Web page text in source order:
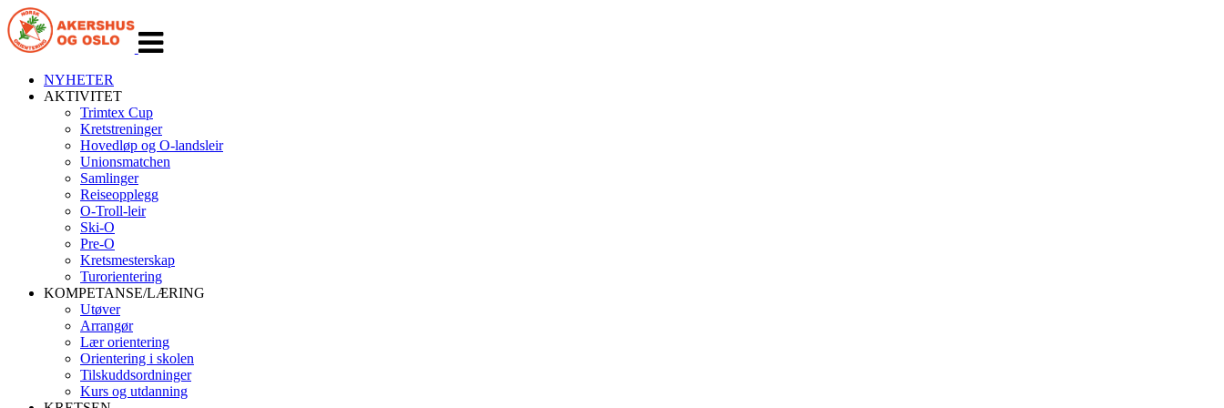
navigasjon
NYHETER
AKTIVITET
Trimtex Cup
Kretstreninger
Hovedløp og O-landsleir
Unionsmatchen
Samlinger
Reiseopplegg
O-Troll-leir
Ski-O
Pre-O
Kretsmesterskap
Turorientering
KOMPETANSE/LÆRING
Utøver
Arrangør
Lær orientering
Orientering i skolen
Tilskuddsordninger
Kurs og utdanning